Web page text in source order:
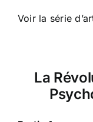
Voir la série
La